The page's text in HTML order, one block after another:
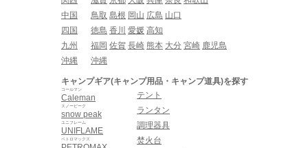
中国
鳥取 島根 岡山 広島 山口
四国
徳島 香川 愛媛 高知
九州
福岡 佐賀 長崎 熊本 大分 宮崎 鹿児島
沖縄
沖縄
キャンプギア(キャンプ用品・キャンプ道具)を探す
Caleman
コールマン
snow peak
スノーピーク
UNIFLAME
ユニフレーム
ペトロマックス
テント
ランタン
調理器具
焚火台